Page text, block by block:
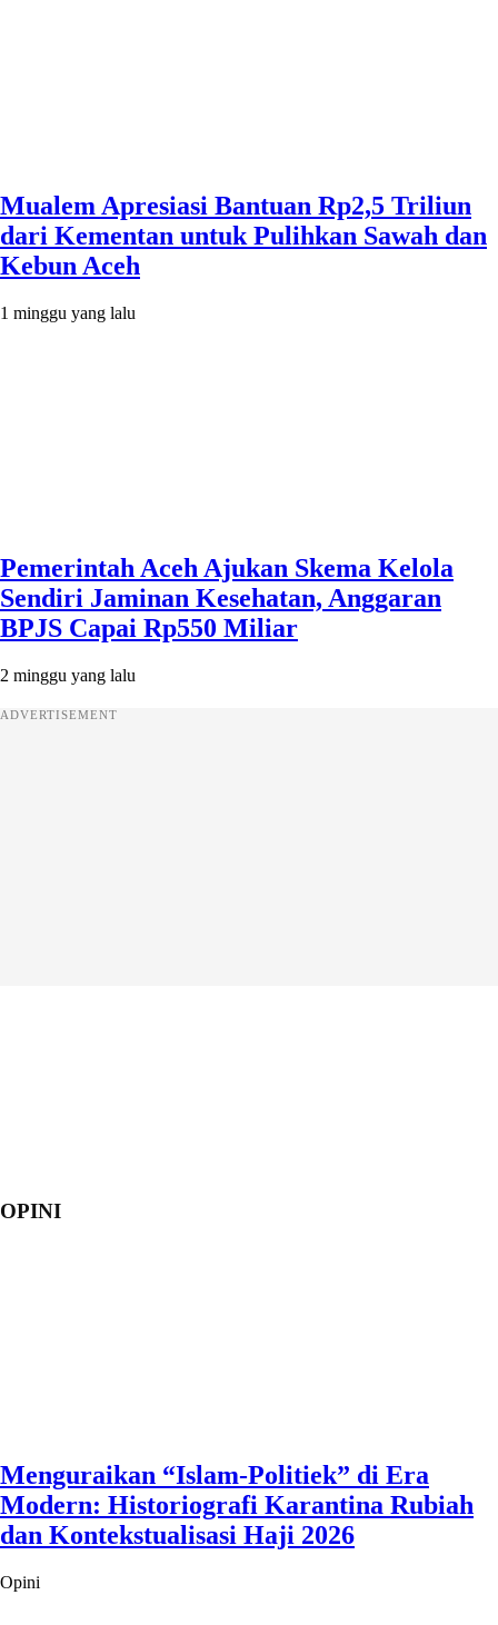
Mualem Apresiasi Bantuan Rp2,5 Triliun
dari Kementan untuk Pulihkan Sawah dan
Kebun Aceh
1 minggu yang lalu
Pemerintah Aceh Ajukan Skema Kelola
Sendiri Jaminan Kesehatan, Anggaran
BPJS Capai Rp550 Miliar
2 minggu yang lalu
ADVERTISEMENT
OPINI
Menguraikan “Islam-Politiek” di Era
Modern: Historiografi Karantina Rubiah
dan Kontekstualisasi Haji 2026
Opini